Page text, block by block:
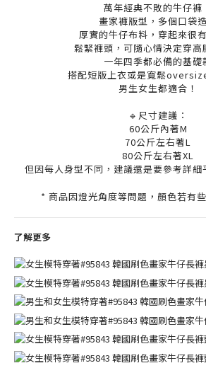
萬年經典不敗的牛仔褲
畫家褲版型，多個口袋
厚實的牛仔布料，穿起來很
鬆緊褲頭，可隨心情決定穿高
一年四季都必備的基礎
搭配短版上衣或是寬鬆
男生女生都適合！
🔹尺寸建議：
60公斤內著M
70公斤左右著L
80公斤左右著XL
但因每人身型不同，建議還是要參考詳細
* 商品因燈光角度等問題，顏色若有
了解更多